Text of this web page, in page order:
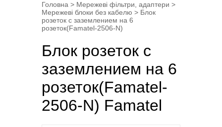
Головна > Мережеві фільтри, адаптери >
Мережеві блоки без кабелю > Блок
розеток с заземлением на 6
розеток(Famatel-2506-N)
Блок розеток с
заземлением на 6
розеток(Famatel-
2506-N) Famatel